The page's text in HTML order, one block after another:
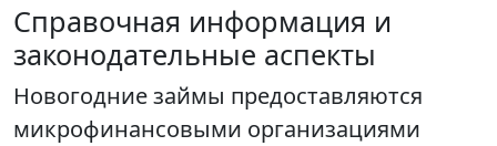
Справочная информация и
законодательные аспекты
Новогодние займы предоставляются
микрофинансовыми организациями